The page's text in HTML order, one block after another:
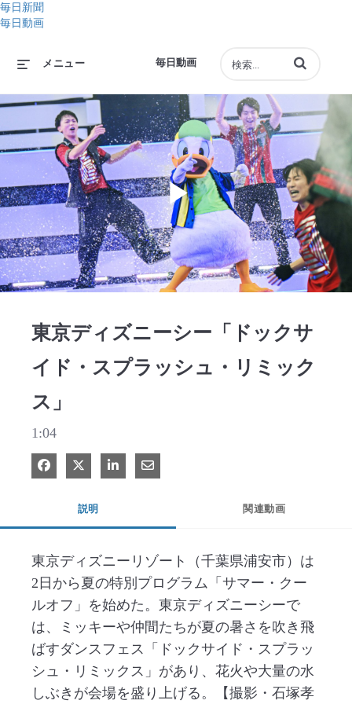
毎日新聞
毎日動画
毎日動画
メニュー 動画の検索語句
Play
東京ディズニーシー「ドックサ
イド・スプラッシュ・リミック
ス」
1:04
Facebook で共有
Xで共有する
LinkedIn で共有
電子メールで共有
説明 関連動画
東京ディズニーリゾート（千葉県浦安市）は
2日から夏の特別プログラム「サマー・クー
ルオフ」を始めた。東京ディズニーシーで
は、ミッキーや仲間たちが夏の暑さを吹き飛
ばすダンスフェス「ドックサイド・スプラッ
シュ・リミックス」があり、花火や大量の水
しぶきが会場を盛り上げる。【撮影・石塚孝